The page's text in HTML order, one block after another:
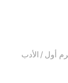
/ الأدب